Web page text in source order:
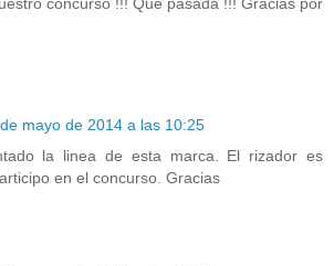
mayo de 2014 a las 10:25
la linea de esta marca. El rizador es
en el concurso. Gracias